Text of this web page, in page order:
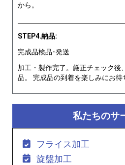
から。
STEP4.納品:
完成品検品･発送
加工・製作完了。厳正チェック後
品。 完成品の到着を楽しみにお待
私たちのサ
フライス加工
旋盤加工